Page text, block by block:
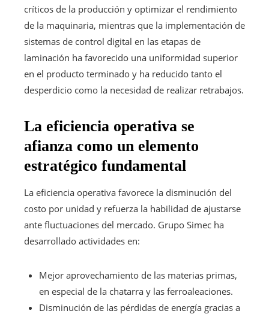
críticos de la producción y optimizar el rendimiento
de la maquinaria, mientras que la implementación de
sistemas de control digital en las etapas de
laminación ha favorecido una uniformidad superior
en el producto terminado y ha reducido tanto el
desperdicio como la necesidad de realizar retrabajos.
La eficiencia operativa se
afianza como un elemento
estratégico fundamental
La eficiencia operativa favorece la disminución del
costo por unidad y refuerza la habilidad de ajustarse
ante fluctuaciones del mercado. Grupo Simec ha
desarrollado actividades en:
Mejor aprovechamiento de las materias primas,
en especial de la chatarra y las ferroaleaciones.
Disminución de las pérdidas de energía gracias a